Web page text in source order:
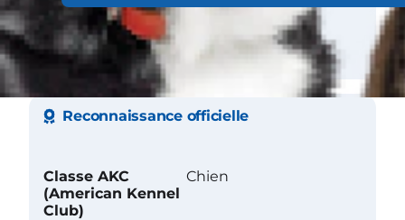
Tendance à
creuser
Reconnaissance officielle
Classe AKC
(American Kennel
Club)
Chien